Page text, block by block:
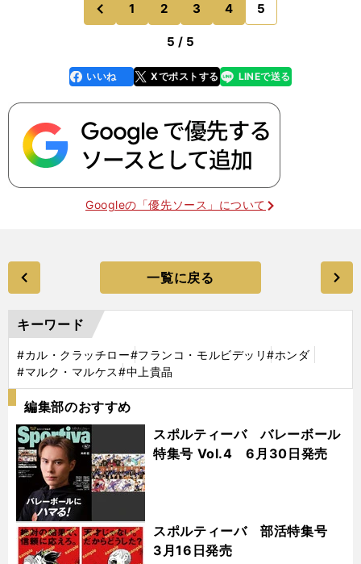
前
のページへ
1 2 3 4 5
5 / 5
faceboo
k
いいね Xでポストする
line LINEで送る
Googleの「優先ソース」について
一覧に戻る
キーワード
#カル・クラッチロー#フランコ・モルビデッリ#ホンダ
#マルク・マルケス#中上貴晶
編集部のおすすめ
スポルティーバ バレーボール
特集号 Vol.4 6月30日発売
スポルティーバ 部活特集号
3月16日発売